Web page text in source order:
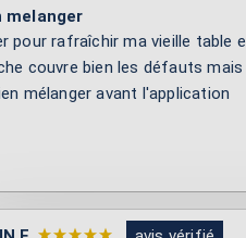
melanger
pour rafraîchir ma vieille table
couvre bien les défauts
mélanger avant l'application